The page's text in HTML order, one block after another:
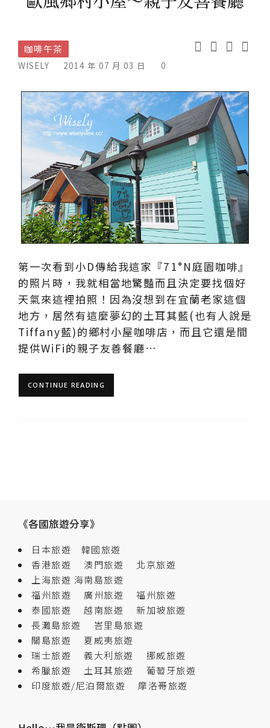
咖啡午茶
WISELY 2014 年 07 月 03 日 0
第一次看到小D傳給我這家『71°N庭園咖啡』
的照片時，我就相當地驚豔而且決定要找個好
天氣來這裡拍照！因為沒想到在宜蘭老家這個
地方，居然有這麼夢幻的土耳其藍(也有人說是
Tiffany藍)的鄉村小屋咖啡店，而且它還是間
提供WiFi的親子友善餐廳…
CONTINUE READING
《各國旅遊分享》
日本旅遊
韓國旅遊
香港旅遊
澳門旅遊
北京旅遊
上海旅遊 海南島旅遊
福州旅遊
廣州旅遊
福州旅遊
泰國旅遊
越南旅遊
新加坡旅遊
長灘島旅遊
峇里島旅遊
關島旅遊
夏威夷旅遊
瑞士旅遊
義大利旅遊
挪威旅遊
希臘旅遊
土耳其旅遊
葡萄牙旅遊
印度旅遊/尼泊爾旅遊
摩洛哥旅遊